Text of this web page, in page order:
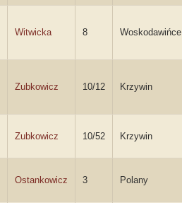
Witwicka 8 Woskodawińce
Zubkowicz 10/12 Krzywin
Zubkowicz 10/52 Krzywin
Ostankowicz 3 Polany